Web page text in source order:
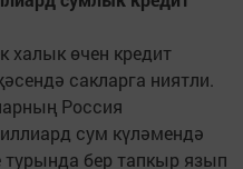
халык өчен кредит
сакларга ниятли.
Россия
сум күләмендә
турында бер тапкыр язып